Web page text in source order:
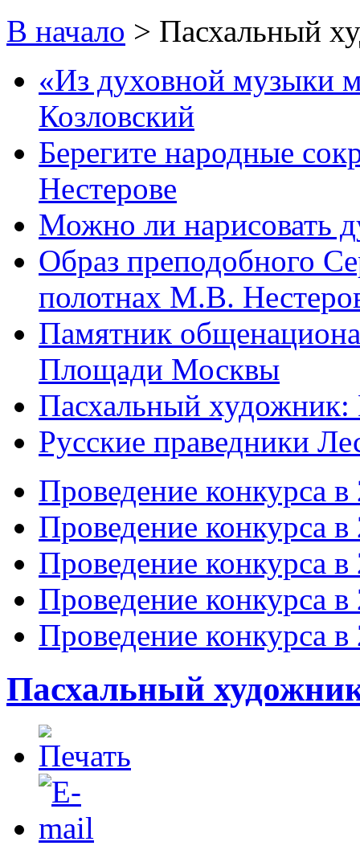
В начало > Пасхальный
«Из духовной музыки
Козловский
Берегите народные
Нестерове
Можно ли нарисовать
Образ преподобного
полотнах М.В.
Памятник
Площади Москвы
Пасхальный
Русские праведники
Проведение конкурса в
Проведение конкурса в
Проведение конкурса в
Проведение конкурса в
Проведение конкурса в
Пасхальный